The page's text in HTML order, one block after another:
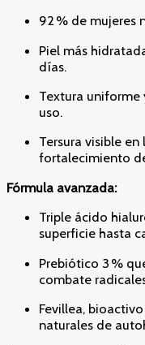
92 % de mujeres
Piel más
días.
Textura uniforme
uso.
Tersura visible
fortalecimiento
Fórmula avanzada:
Triple ácido
superficie hasta
Prebiótico 3 %
combate
Fevillea,
naturales de